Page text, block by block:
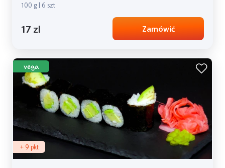
100 g | 6 szt
17 zl Zamówić
vega
+ 9 pkt